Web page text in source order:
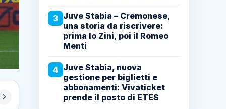
3 Juve Stabia – Cremonese,
una storia da riscrivere:
prima lo Zini, poi il Romeo
Menti
4 Juve Stabia, nuova
gestione per biglietti e
abbonamenti: Vivaticket
prende il posto di ETES